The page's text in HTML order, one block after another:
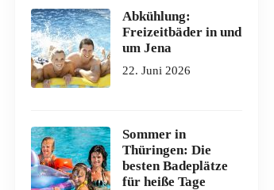
Abkühlung:
Freizeitbäder in und
um Jena
22. Juni 2026
Sommer in
Thüringen: Die
besten Badeplätze
für heiße Tage